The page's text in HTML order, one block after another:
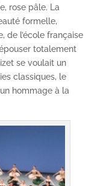
rose pâle. La
formelle,
de l’école française
totalement
se voulait un
classiques, le
hommage à la